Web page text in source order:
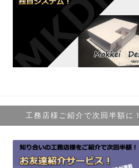
工務店様ご紹介で次回半額に！